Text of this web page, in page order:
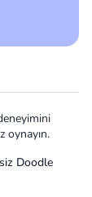
oynayın.
Doodle